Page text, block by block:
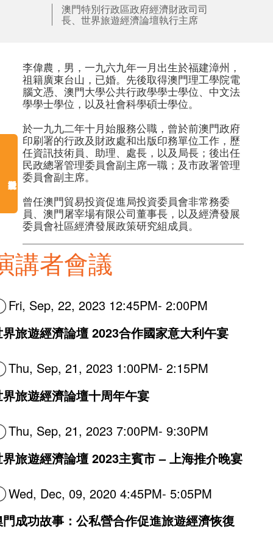
澳門特別行政區政府經濟財政司司
長、世界旅遊經濟論壇執行主席
李偉農，男，一九六九年一月出生於福建漳州，
祖籍廣東台山，已婚。先後取得澳門理工學院電
腦文憑、澳門大學公共行政學學士學位、中文法
學學士學位，以及社會科學碩士學位。
於一九九二年十月始服務公職，曾於前澳門政府
印刷署的行政及財政處和出版印務單位工作，歷
任資訊技術員、助理、處長，以及局長；後出任
民政總署管理委員會副主席一職；及市政署管理
委員會副主席。
曾任澳門貿易投資促進局投資委員會非常務委
員、澳門屠宰場有限公司董事長，以及經濟發展
委員會社區經濟發展政策研究組成員。
講者會議
Fri, Sep, 22, 2023 12:45PM- 2:00PM
旅遊經濟論壇 2023合作國家意大利午宴
Thu, Sep, 21, 2023 1:00PM- 2:15PM
旅遊經濟論壇十周年午宴
Thu, Sep, 21, 2023 7:00PM- 9:30PM
旅遊經濟論壇 2023主賓市 – 上海推介晚宴
Wed, Dec, 09, 2020 4:45PM- 5:05PM
成功故事：公私營合作促進旅遊經濟恢復